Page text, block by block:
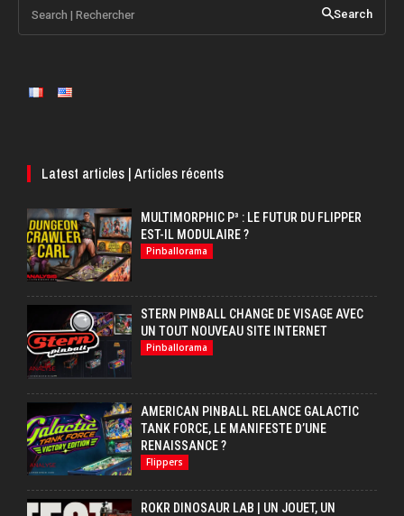
Search | Rechercher Search
Latest articles | Articles récents
MULTIMORPHIC P³ : LE FUTUR DU FLIPPER
EST-IL MODULAIRE ?
Pinballorama
STERN PINBALL CHANGE DE VISAGE AVEC
UN TOUT NOUVEAU SITE INTERNET
Pinballorama
AMERICAN PINBALL RELANCE GALACTIC
TANK FORCE, LE MANIFESTE D’UNE
RENAISSANCE ?
Flippers
ROKR DINOSAUR LAB | UN JOUET, UN